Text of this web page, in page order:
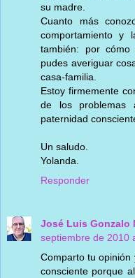
su madre.
Cuanto más
comportamiento y
también: por
pudes averiguar
casa-familia.
Estoy firmemente
de los problemas
paternidad
Un saludo.
Yolanda.
Responder
José Luis Gonzalo
septiembre de 2010
Comparto tu opinión
consciente porque